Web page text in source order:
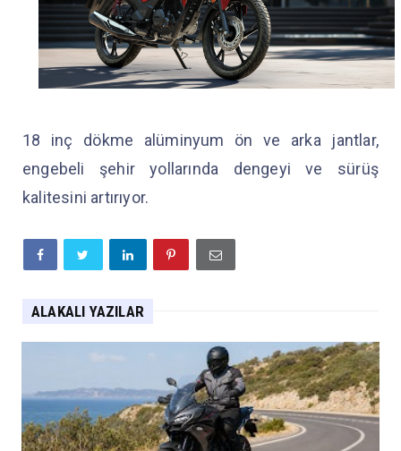
18 inç dökme alüminyum ön ve arka jantlar,
engebeli şehir yollarında dengeyi ve sürüş
kalitesini artırıyor.
ALAKALI YAZILAR